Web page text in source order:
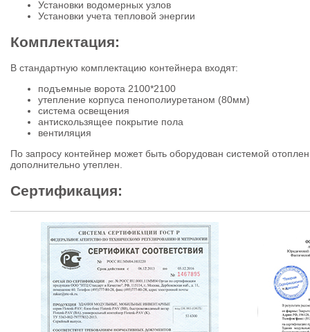
Установки водомерных узлов
Установки учета тепловой энергии
Комплектация:
В стандартную комплектацию контейнера входят:
подъемные ворота 2100*2100
утепление корпуса пенополиуретаном (80мм)
система освещения
антискользящее покрытие пола
вентиляция
По запросу контейнер может быть оборудован системой
дополнительно утеплен.
Сертификация: